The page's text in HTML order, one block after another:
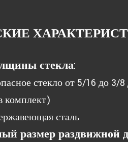
стекла:
стекло от 5/16 до 3/
комплект)
сталь
размер раздвижной